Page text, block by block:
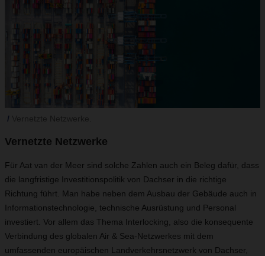
Vernetzte Netzwerke
Für Aat van der Meer sind solche Zahlen auch ein Beleg dafür, dass
die langfristige Investitionspolitik von Dachser in die richtige
Richtung führt. Man habe neben dem Ausbau der Gebäude auch in
Informationstechnologie, technische Ausrüstung und Personal
investiert. Vor allem das Thema Interlocking, also die konsequente
Verbindung des globalen Air & Sea-Netzwerkes mit dem
umfassenden europäischen Landverkehrsnetzwerk von Dachser,